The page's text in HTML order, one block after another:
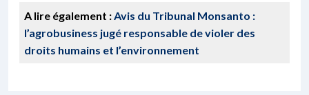
A lire également :Avis du Tribunal Monsanto :
l’agrobusiness jugé responsable de violer des
droits humains et l’environnement